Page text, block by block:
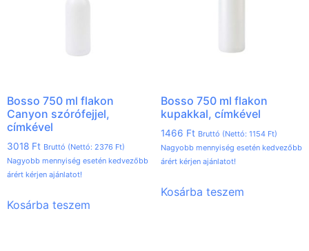
Bosso 750 ml flakon
Canyon szórófejjel,
címkével
3018 Ft Bruttó (Nettó: 2376 Ft)
Nagyobb mennyiség esetén kedvezőbb
árért kérjen ajánlatot!
Kosárba teszem
Bosso 750 ml flakon
kupakkal, címkével
1466 Ft Bruttó (Nettó: 1154 Ft)
Nagyobb mennyiség esetén kedvezőbb
árért kérjen ajánlatot!
Kosárba teszem